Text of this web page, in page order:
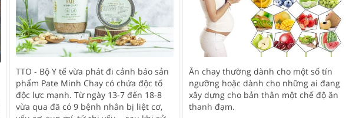
TTO - Bộ Y tế vừa phát đi cảnh báo sản
phẩm Pate Minh Chay có chứa độc tố
độc lực mạnh. Từ ngày 13-7 đến 18-8
vừa qua đã có 9 bệnh nhân bị liệt cơ,
Ăn chay thường dành cho một số tín
ngưỡng hoặc dành cho những ai đang
xây dựng cho bản thân một chế độ ăn
thanh đạm.